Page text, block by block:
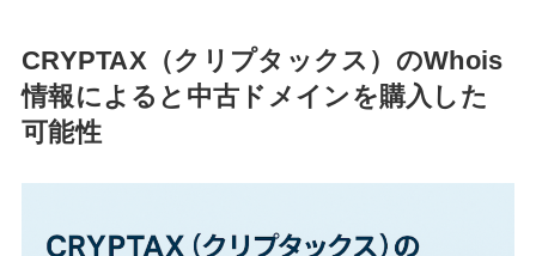
CRYPTAX（クリプタックス）のWhois
情報によると中古ドメインを購入した
可能性